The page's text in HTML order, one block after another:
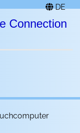
DE
Connection